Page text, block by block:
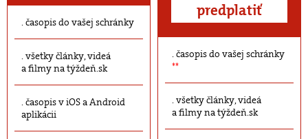
časopis do vašej schránky
všetky články, videá
a filmy na týždeň.sk
časopis v iOS a Android
aplikácii
predplatiť
časopis do vašej schránky
**
všetky články, videá
a filmy na týždeň.sk